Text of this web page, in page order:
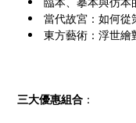
當代故宮：如何從
東方藝術：浮世繪
三大優惠組合 ：